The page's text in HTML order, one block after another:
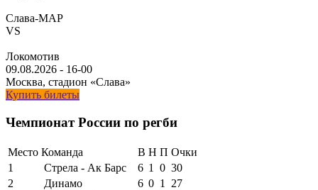
Слава-МАР
VS
Локомотив
09.08.2026 - 16-00
Москва, стадион «Слава»
Купить билеты
Чемпионат России по регби
Место Команда В Н П Очки
1
Стрела - Ак Барс 6 1 0 30
2
Динамо 6 0 1
27